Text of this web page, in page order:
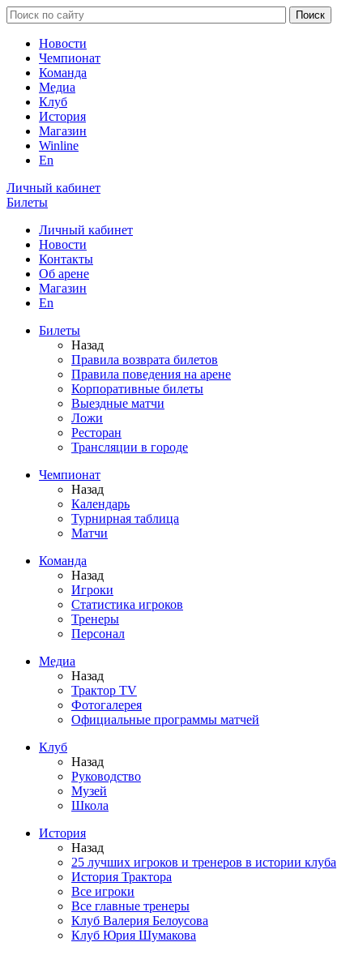
Новости
Чемпионат
Команда
Медиа
Клуб
История
Магазин
Winline
En
Личный кабинет
Билеты
Личный кабинет
Новости
Контакты
Об арене
Магазин
En
Билеты
Назад
Правила возврата билетов
Правила поведения на арене
Корпоративные билеты
Выездные матчи
Ложи
Ресторан
Трансляции в городе
Чемпионат
Назад
Календарь
Турнирная таблица
Матчи
Команда
Назад
Игроки
Статистика игроков
Тренеры
Персонал
Медиа
Назад
Трактор TV
Фотогалерея
Официальные программы матчей
Клуб
Назад
Руководство
Музей
Школа
История
Назад
25 лучших игроков и тренеров в истории клуба
История Трактора
Все игроки
Все главные тренеры
Клуб Валерия Белоусова
Клуб Юрия Шумакова